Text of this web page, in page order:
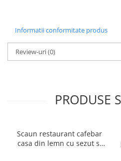
Informatii conformitate produs
Review-uri(0)
PRODUSE
Scaun restaurant cafebar
casa din lemn cu sezut si